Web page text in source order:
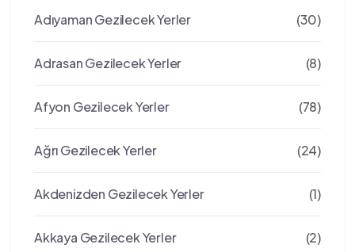
Adıyaman Gezilecek Yerler (30)
Adrasan Gezilecek Yerler (8)
Afyon Gezilecek Yerler (78)
Ağrı Gezilecek Yerler (24)
Akdenizden Gezilecek Yerler (1)
Akkaya Gezilecek Yerler (2)